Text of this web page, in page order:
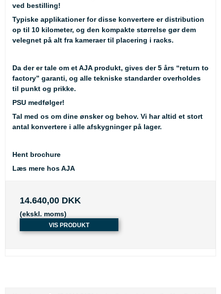
ved bestilling!
Typiske applikationer for disse konvertere er distribution
op til 10 kilometer, og den kompakte størrelse gør dem
velegnet på alt fra kameraer til placering i racks.
Da der er tale om et AJA produkt, gives der 5 års “return to
factory” garanti, og alle tekniske standarder overholdes
til punkt og prikke.
PSU medfølger!
Tal med os om dine ønsker og behov. Vi har altid et stort
antal konvertere i alle afskygninger på lager.
Hent brochure
Læs mere hos AJA
14.640,00 DKK
(ekskl. moms)
VIS PRODUKT